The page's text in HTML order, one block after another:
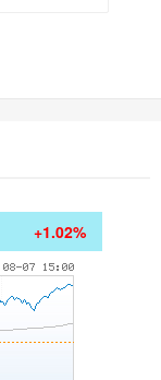
+1.02%